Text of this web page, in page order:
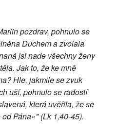
pozdrav, pohnulo se
Duchem a zvolala
jsi nade všechny ženy
Jak to, že ke mně
Hle, jakmile se zvuk
uší, pohnulo se radostí
která uvěřila, že se
Pána«" (Lk 1,40-45).